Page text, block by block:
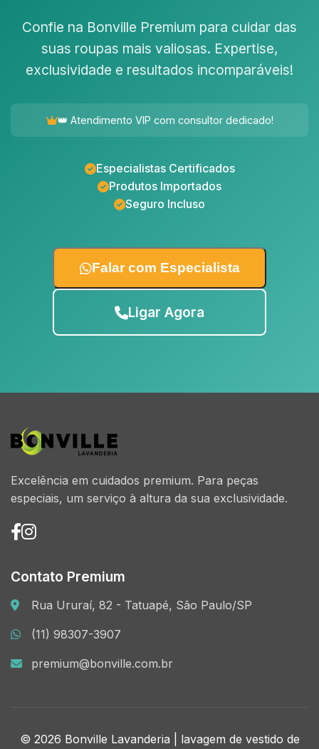
Confie na Bonville Premium para cuidar das
suas roupas mais valiosas. Expertise,
exclusividade e resultados incomparáveis!
👑 Atendimento VIP com consultor dedicado!
Especialistas Certificados
Produtos Importados
Seguro Incluso
Falar com Especialista
Ligar Agora
Excelência em cuidados premium. Para peças
especiais, um serviço à altura da sua exclusividade.
Contato Premium
Rua Ururaí, 82 - Tatuapé, São Paulo/SP
(11) 98307-3907
premium@bonville.com.br
© 2026 Bonville Lavanderia | lavagem de vestido de